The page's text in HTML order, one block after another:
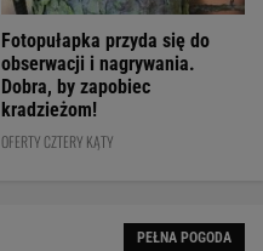
Fotopułapka przyda się do
obserwacji i nagrywania.
Dobra, by zapobiec
kradzieżom!
OFERTY CZTERY KĄTY
PEŁNA POGODA